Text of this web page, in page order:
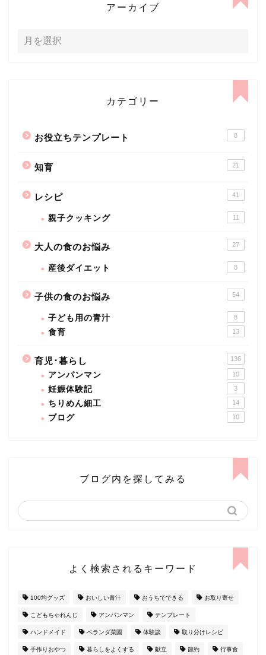
アーカイブ
カテゴリー
お役立ちテンプレート 8
知育 21
レシピ 41
親子クッキング 11
大人の食のお悩み 27
産後ダイエット 8
子供の食のお悩み 54
子ども用の青汁 8
食育 13
育児･暮らし 136
アンパンマン 10
妊娠体験記 3
ちりめん細工 14
ブログ 10
ブログ内を探してみる
よく検索されるキーワード
100均グッズ おいしい青汁 おうちでできる お取り寄せ
こどもちゃれんじ アンパンマン テンプレート
ハンドメイド ベランダ菜園 体験談 取り分けレシピ
手作りおやつ 暮らしをよくする 献立 節約 行事食